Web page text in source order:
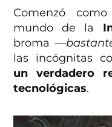
Comenzó
mundo de la
broma
las incógnitas
un verdadero
tecnológicas.